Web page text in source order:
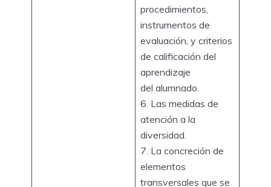
procedimientos,
instrumentos de
evaluación, y criterios
de calificación del
aprendizaje
del alumnado.
6. Las medidas de
atención a la
diversidad.
7. La concreción de
elementos
transversales que se